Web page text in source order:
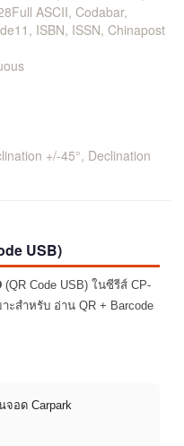
ASCII, Codabar,
ISBN, ISSN, Chinapost
+/-45°, Declination
USB)
(QR Code USB) ในซีรีส์ CP-
ะสำหรับ อ่าน QR + Barcode
จอด Carpark